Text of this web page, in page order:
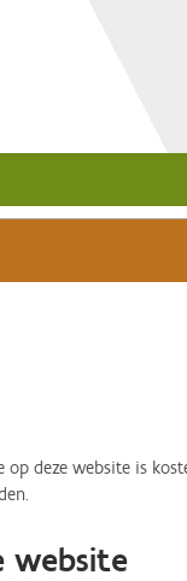
deze website is
website